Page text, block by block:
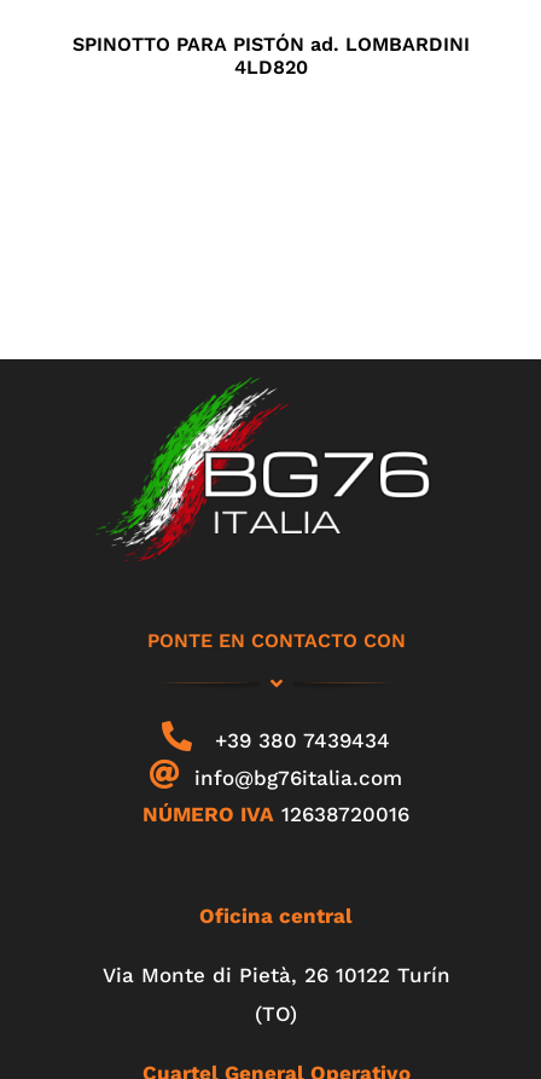
SPINOTTO PARA PISTÓN ad. LOMBARDINI
4LD820
PONTE EN CONTACTO CON
+39 380 7439434
info@bg76italia.com
NÚMERO IVA 12638720016
Oficina central
Via Monte di Pietà, 26 10122 Turín
(TO)
Cuartel General Operativo